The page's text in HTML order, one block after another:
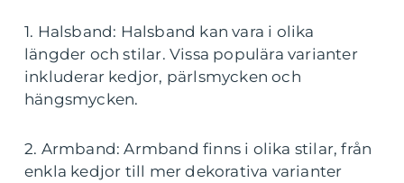
1. Halsband: Halsband kan vara i olika
längder och stilar. Vissa populära varianter
inkluderar kedjor, pärlsmycken och
hängsmycken.
2. Armband: Armband finns i olika stilar, från
enkla kedjor till mer dekorativa varianter